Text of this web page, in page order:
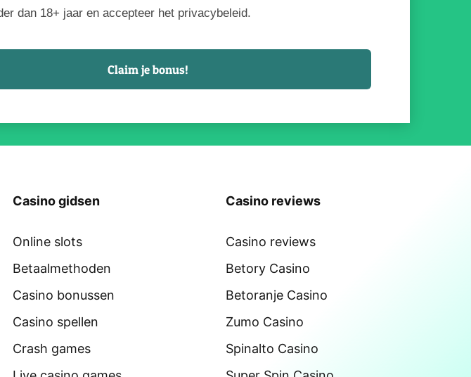
dan 18+ jaar en accepteer het privacybeleid.
Casino gidsen
Online slots
Betaalmethoden
Casino bonussen
Casino spellen
Crash games
Casino reviews
Casino reviews
Betory Casino
Betoranje Casino
Zumo Casino
Spinalto Casino